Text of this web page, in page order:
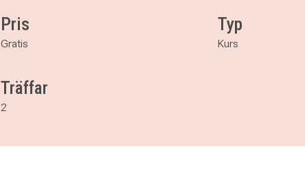
Pris
Gratis
Typ
Kurs
Träffar
2